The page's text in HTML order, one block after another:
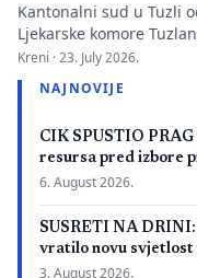
Kantonalni sud u Tuzli
Ljekarske komore
joj se ne izda, odnosno
zbog neispunjavanja
imati značaj i za druge
Hercegovini. […]
Kreni ·23. July 2026.
NAJNOVIJE
CIK SPUSTIO
resursa pred izbore
6. August 2026.
SUSRETI NA
vratilo novu svjetlost
3. August 2026.